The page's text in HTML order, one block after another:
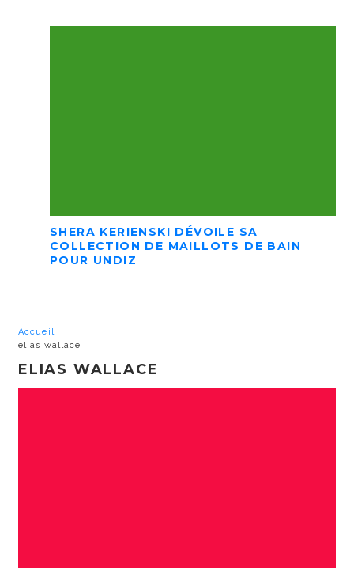
SHERA KERIENSKI DÉVOILE SA
COLLECTION DE MAILLOTS DE BAIN
POUR UNDIZ
Accueil
elias wallace
ELIAS WALLACE